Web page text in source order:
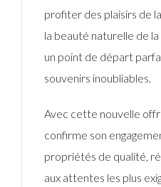
profiter des plaisirs de
la beauté naturelle de
un point de départ
souvenirs inoubliables.
Avec cette nouvelle
confirme son
propriétés de qualité,
aux attentes les plus